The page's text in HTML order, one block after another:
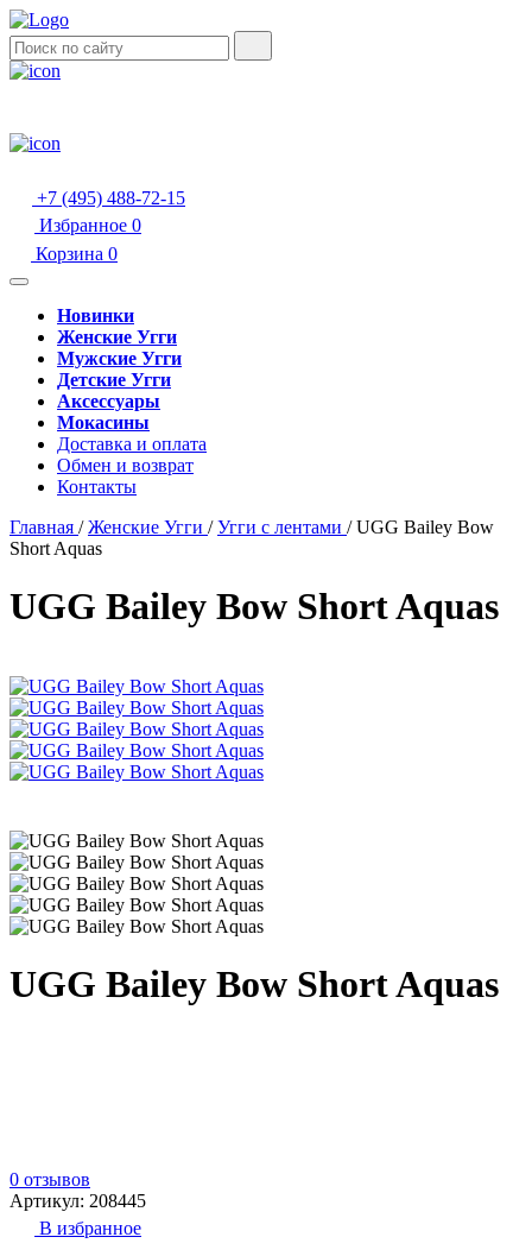
+7 (495) 488-72-15
Избранное 0
Корзина 0
Новинки
Женские Угги
Мужские Угги
Детские Угги
Аксессуары
Мокасины
Доставка и оплата
Обмен и возврат
Контакты
Главная / Женские Угги / Угги с лентами / UGG Bailey Bow
Short Aquas
UGG Bailey Bow Short Aquas
UGG Bailey Bow Short Aquas
0 отзывов
Артикул: 208445
В избранное